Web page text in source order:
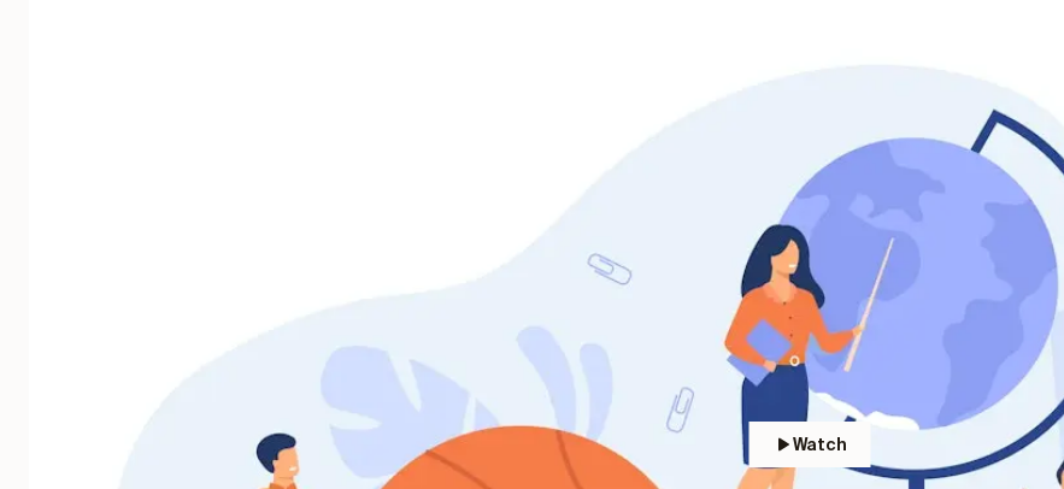
Watch